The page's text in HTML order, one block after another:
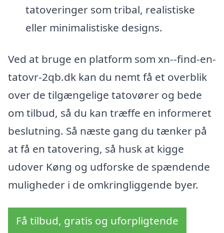
tatoveringer som tribal, realistiske
eller minimalistiske designs.
Ved at bruge en platform som xn--find-en-
tatovr-2qb.dk kan du nemt få et overblik
over de tilgængelige tatovører og bede
om tilbud, så du kan træffe en informeret
beslutning. Så næste gang du tænker på
at få en tatovering, så husk at kigge
udover Køng og udforske de spændende
muligheder i de omkringliggende byer.
Få tilbud, gratis og uforpligtende